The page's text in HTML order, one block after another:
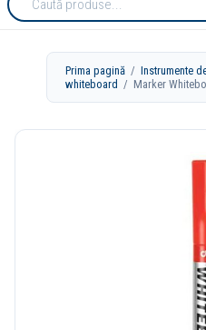
Cauta
produse:
Prima pagină /Instrumente
whiteboard / Marker